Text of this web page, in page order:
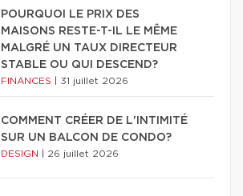
POURQUOI LE PRIX DES
MAISONS RESTE-T-IL LE MÊME
MALGRÉ UN TAUX DIRECTEUR
STABLE OU QUI DESCEND?
FINANCES 31 juillet 2026
COMMENT CRÉER DE L'INTIMITÉ
SUR UN BALCON DE CONDO?
DESIGN 26 juillet 2026